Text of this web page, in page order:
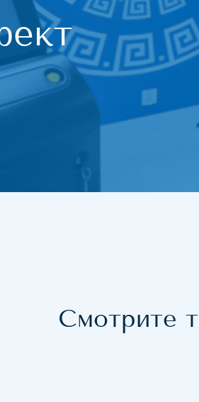
на лице
татуировки
жировой ткани
мешков под глазами
морщин
интимных зон
носогубных складок
долины слез
пилинг Краков
Смотрите